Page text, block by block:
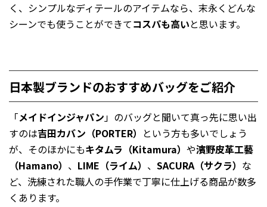
く、シンプルなディテールのアイテムなら、末永くどんな
シーンでも使うことができてコスパも高いと思います。
日本製ブランドのおすすめバッグをご紹介
「メイドインジャパン」のバッグと聞いて真っ先に思い出
すのは吉田カバン（PORTER） という方も多いでしょう
が、そのほかにもキタムラ（Kitamura） や濱野皮革工藝
（Hamano） 、 LIME（ライム） 、 SACURA（サクラ） な
ど、洗練された職人の手作業で丁寧に仕上げる商品が数多
くあります。